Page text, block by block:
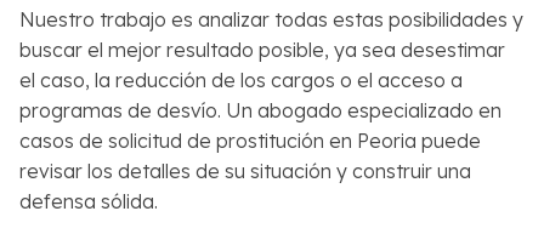
Nuestro trabajo es analizar todas estas posibilidades y
buscar el mejor resultado posible, ya sea desestimar
el caso, la reducción de los cargos o el acceso a
programas de desvío. Un abogado especializado en
casos de solicitud de prostitución en Peoria puede
revisar los detalles de su situación y construir una
defensa sólida.